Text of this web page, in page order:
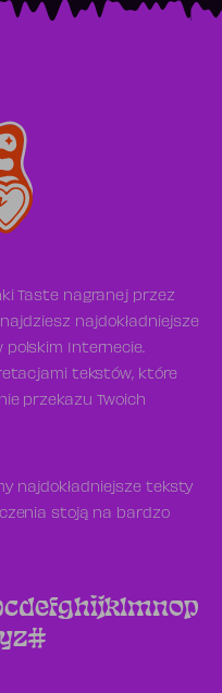
Taste nagranej przez
najdokładniejsze
polskim Internecie.
tekstów, które
przekazu Twoich
najdokładniejsze teksty
stoją na bardzo
cdefghijklmnop
yz#